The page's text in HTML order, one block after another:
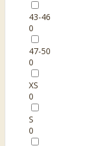
43-46
0
47-50
0
XS
0
S
0